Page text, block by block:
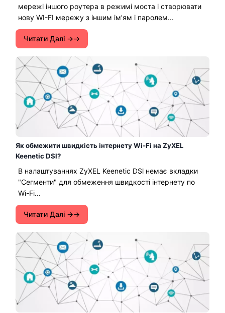
мережі іншого роутера в режимі моста і створювати
нову WI-FI мережу з іншим ім'ям і паролем...
Читати Далі →
Як обмежити швидкість інтернету Wi-Fi на ZyXEL
Keenetic DSl?
В налаштуваннях ZyXEL Keenetic DSl немає вкладки
"Сегменти" для обмеження швидкості інтернету по
Wi-Fi...
Читати Далі →